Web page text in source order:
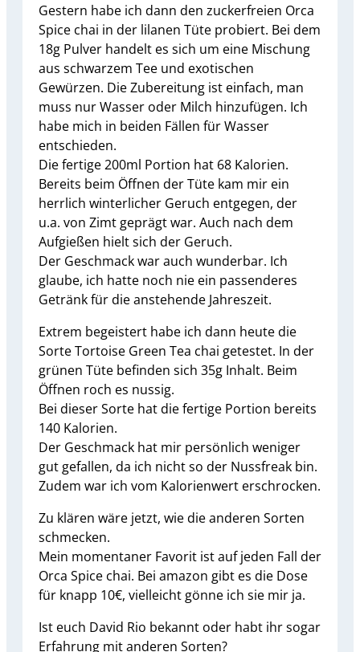
Gestern habe ich dann den zuckerfreien Orca
Spice chai in der lilanen Tüte probiert. Bei dem
18g Pulver handelt es sich um eine Mischung
aus schwarzem Tee und exotischen
Gewürzen. Die Zubereitung ist einfach, man
muss nur Wasser oder Milch hinzufügen. Ich
habe mich in beiden Fällen für Wasser
entschieden.
Die fertige 200ml Portion hat 68 Kalorien.
Bereits beim Öffnen der Tüte kam mir ein
herrlich winterlicher Geruch entgegen, der
u.a. von Zimt geprägt war. Auch nach dem
Aufgießen hielt sich der Geruch.
Der Geschmack war auch wunderbar. Ich
glaube, ich hatte noch nie ein passenderes
Getränk für die anstehende Jahreszeit.
Extrem begeistert habe ich dann heute die
Sorte Tortoise Green Tea chai getestet. In der
grünen Tüte befinden sich 35g Inhalt. Beim
Öffnen roch es nussig.
Bei dieser Sorte hat die fertige Portion bereits
140 Kalorien.
Der Geschmack hat mir persönlich weniger
gut gefallen, da ich nicht so der Nussfreak bin.
Zudem war ich vom Kalorienwert erschrocken.
Zu klären wäre jetzt, wie die anderen Sorten
schmecken.
Mein momentaner Favorit ist auf jeden Fall der
Orca Spice chai. Bei amazon gibt es die Dose
für knapp 10€, vielleicht gönne ich sie mir ja.
Ist euch David Rio bekannt oder habt ihr sogar
Erfahrung mit anderen Sorten?